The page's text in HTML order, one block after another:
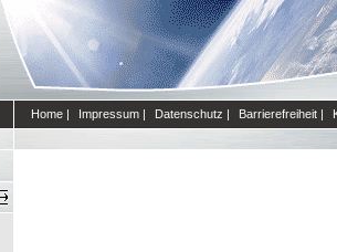
Home | Impressum | Datenschutz | Barrierefreiheit |